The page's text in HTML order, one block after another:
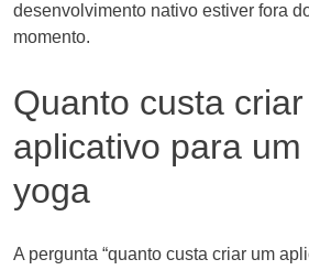
desenvolvimento nativo estiver fora
momento.
Quanto custa
aplicativo para
yoga
A pergunta “quanto custa criar um